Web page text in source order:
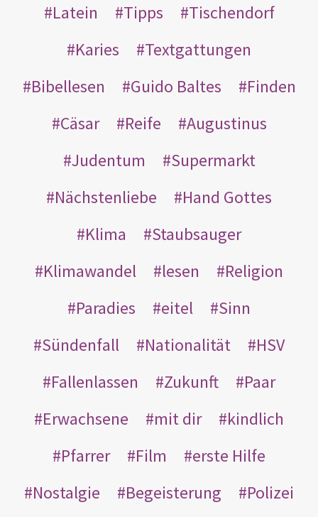
Latein
Tipps
Tischendorf
Karies
Textgattungen
Bibellesen
Guido Baltes
Finden
Cäsar
Reife
Augustinus
Judentum
Supermarkt
Nächstenliebe
Hand Gottes
Klima
Staubsauger
Klimawandel
lesen
Religion
Paradies
eitel
Sinn
Sündenfall
Nationalität
HSV
Fallenlassen
Zukunft
Paar
Erwachsene
mit dir
kindlich
Pfarrer
Film
erste Hilfe
Nostalgie
Begeisterung
Polizei